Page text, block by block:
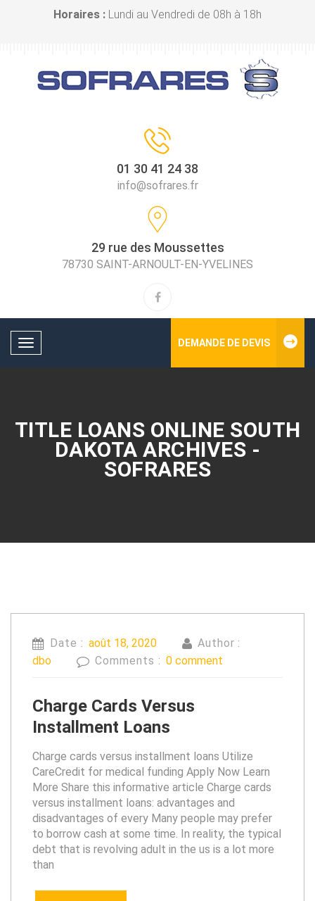
Horaires : Lundi au Vendredi de 08h à 18h
01 30 41 24 38
info@sofrares.fr
29 rue des Moussettes
78730 SAINT-ARNOULT-EN-YVELINES
Toggle
DEMANDE DE DEVIS
TITLE LOANS ONLINE SOUTH
DAKOTA ARCHIVES -
SOFRARES
Date : août 18, 2020
Author :
dbo
Comments : 0 comment
Charge Cards Versus
Installment Loans
Charge cards versus installment loans Utilize
CareCredit for medical funding Apply Now Learn
More Share this informative article Charge cards
versus installment loans: advantages and
disadvantages of every Many people may prefer
to borrow cash at some time. In reality, the typical
debt that is revolving adult in the us is a lot more
than